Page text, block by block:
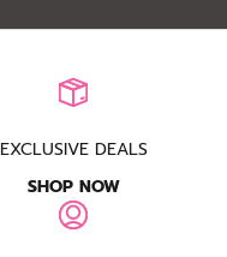
EXCLUSIVE DEALS
SHOP NOW